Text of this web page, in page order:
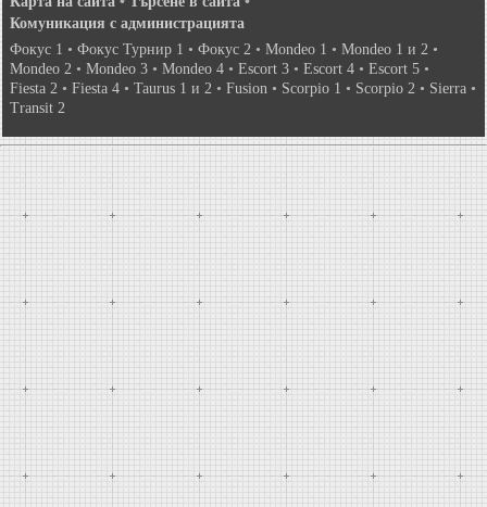
Комуникация с администрацията
Фокус 1 • Фокус Турнир 1 • Фокус 2 • Mondeo 1 • Mondeo 1 и 2 •
Mondeo 2 • Mondeo 3 • Mondeo 4 • Escort 3 • Escort 4 • Escort 5 •
Fiesta 2 • Fiesta 4 • Taurus 1 и 2 • Fusion • Scorpio 1 • Scorpio 2 • Sierra •
Transit 2